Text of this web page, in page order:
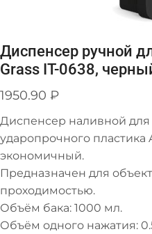
Диспенсер ручной
Grass IT-0638,
1950.90 ₽
Диспенсер наливной
ударопрочного
экономичный.
Предназначен для
проходимостью.
Объём бака: 1000 мл.
Объём одного нажатия: